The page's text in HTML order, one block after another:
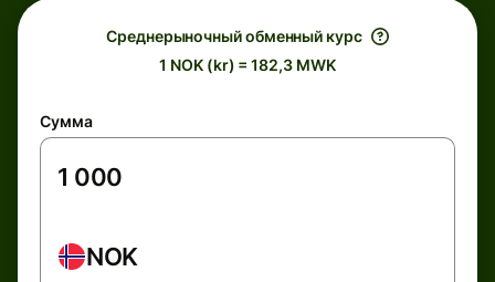
Среднерыночный обменный курс
1 NOK (kr) = 182,3 MWK
Сумма
NOK